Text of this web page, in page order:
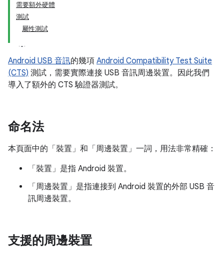
需要額外硬體
測試
屬性測試
Android USB 音訊的幾項 Android Compatibility Test Suite
(CTS) 測試，需要實際連接 USB 音訊周邊裝置。因此我們
導入了額外的 CTS 驗證器測試。
命名法
本頁面中的「裝置」和「周邊裝置」一詞，用法非常精確：
「裝置」 是指 Android 裝置。
「周邊裝置」 是指連接到 Android 裝置的外部 USB 音
訊周邊裝置。
支援的周邊裝置